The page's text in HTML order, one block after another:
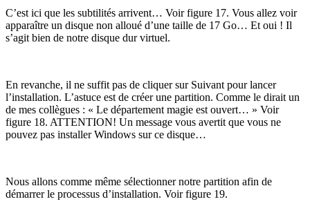
C’est ici que les subtilités arrivent… Voir figure 17. Vous allez voir
apparaître un disque non alloué d’une taille de 17 Go… Et oui ! Il
s’agit bien de notre disque dur virtuel.
En revanche, il ne suffit pas de cliquer sur Suivant pour lancer
l’installation. L’astuce est de créer une partition. Comme le dirait un
de mes collègues : « Le département magie est ouvert… » Voir
figure 18. ATTENTION! Un message vous avertit que vous ne
pouvez pas installer Windows sur ce disque…
Nous allons comme même sélectionner notre partition afin de
démarrer le processus d’installation. Voir figure 19.